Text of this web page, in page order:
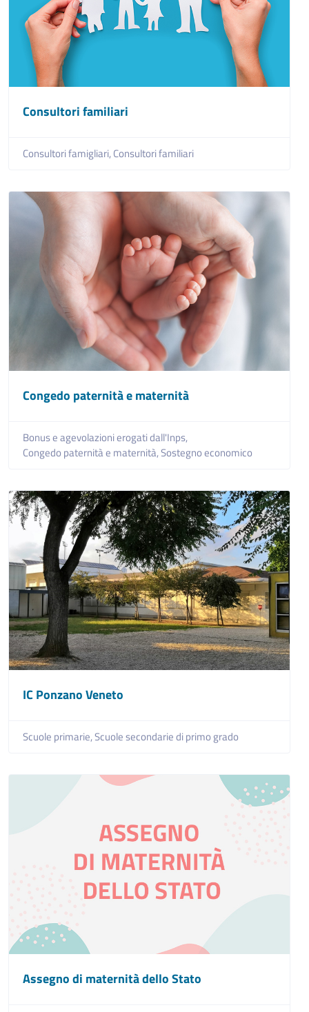
Consultori familiari
Consultori famigliari,Consultori familiari
Congedo paternità e maternità
Bonus e agevolazioni erogati dall'Inps,
Congedo paternità e maternità,Sostegno economico
IC Ponzano Veneto
Scuole primarie,Scuole secondarie di primo grado
Assegno di maternità dello Stato